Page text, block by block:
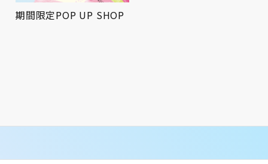
期間限定POP UP SHOP